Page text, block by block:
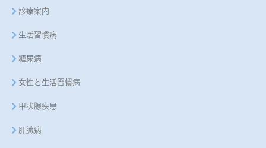
診療案内
生活習慣病
糖尿病
女性と生活習慣病
甲状腺疾患
肝臓病